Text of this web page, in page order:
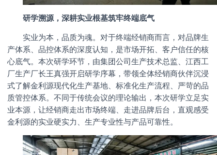
研学溯源，深耕实业根基筑牢终端底气
实业为本，品质为魂。对于终端经销商而言，对品牌生
产体系、品控体系的深度认知，是市场开拓、客户信任的核
心底气。本次研学环节，由集团公司生产技术总监、江西工
厂生产厂长王真强开启研学序幕，带领全体经销商伙伴沉浸
式了解金利源现代化生产基地、标准化生产流程、严苛的品
质管控体系。不同于传统会议的理论输出，本次研学立足实
业本源，让经销商走出市场终端、走进品牌后台，直观感受
金利源的实业硬实力、生产专业性与产品可靠性。